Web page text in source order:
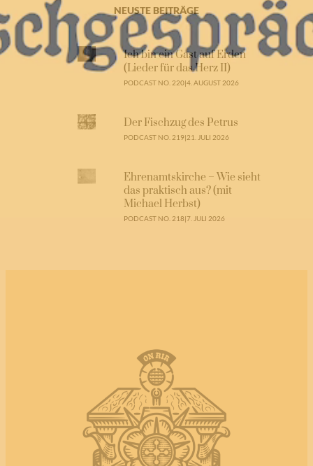
NEUSTE BEITRÄGE
Ich bin ein Gast auf Erden
(Lieder für das Herz II)
PODCAST NO. 220|4. AUGUST 2026
Der Fischzug des Petrus
PODCAST NO. 219|21. JULI 2026
Ehrenamtskirche – Wie sieht
das praktisch aus? (mit
Michael Herbst)
PODCAST NO. 218|7. JULI 2026